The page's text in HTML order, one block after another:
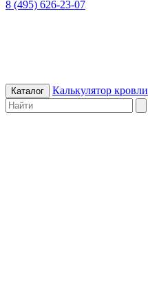
8 (495) 626-23-07
Каталог Калькулятор кровли